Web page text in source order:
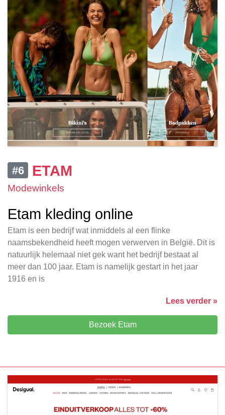
#6 ETAM
Modewinkels
Etam kleding online
Etam is een bedrijf wat inmiddels al een flinke
naamsbekendheid heeft mogen verwerven in België. Dit is
natuurlijk helemaal niet gek want het bedrijf bestaat al
meer dan 100 jaar. Etam is namelijk gestart in het jaar
1916 en is
Lees verder »
Bezoek Etam